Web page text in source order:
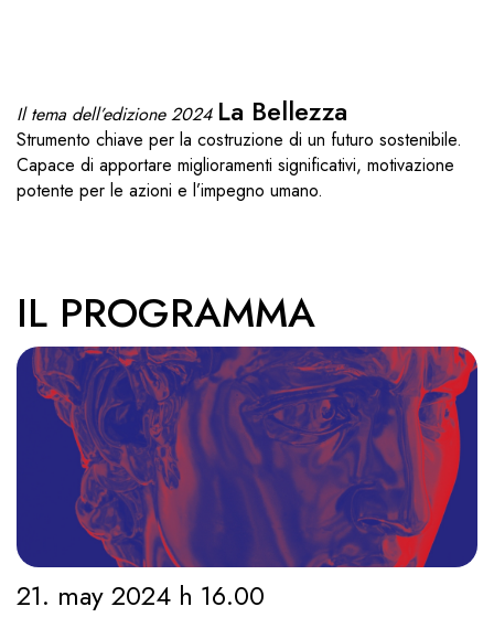
Il tema dell’edizione 2024 La Bellezza
Strumento chiave per la costruzione di un futuro sostenibile.
Capace di apportare miglioramenti significativi, motivazione
potente per le azioni e l’impegno umano.
IL PROGRAMMA
21. may 2024 h 16.00